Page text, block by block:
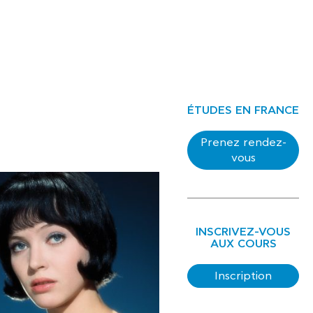
ÉTUDES EN FRANCE
Prenez rendez-
vous
INSCRIVEZ-VOUS
AUX COURS
Inscription